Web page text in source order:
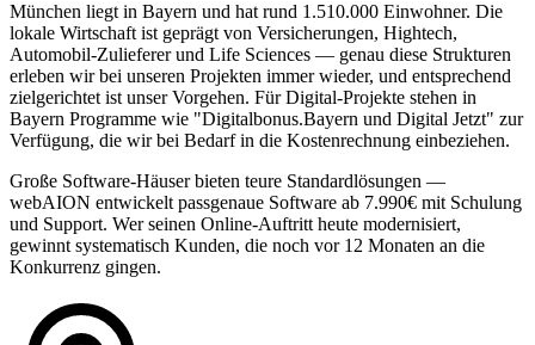
München liegt in Bayern und hat rund 1.510.000 Einwohner. Die
lokale Wirtschaft ist geprägt von Versicherungen, Hightech,
Automobil-Zulieferer und Life Sciences — genau diese Strukturen
erleben wir bei unseren Projekten immer wieder, und entsprechend
zielgerichtet ist unser Vorgehen. Für Digital-Projekte stehen in
Bayern Programme wie "Digitalbonus.Bayern und Digital Jetzt" zur
Verfügung, die wir bei Bedarf in die Kostenrechnung einbeziehen.
Große Software-Häuser bieten teure Standardlösungen —
webAION entwickelt passgenaue Software ab 7.990€ mit Schulung
und Support. Wer seinen Online-Auftritt heute modernisiert,
gewinnt systematisch Kunden, die noch vor 12 Monaten an die
Konkurrenz gingen.